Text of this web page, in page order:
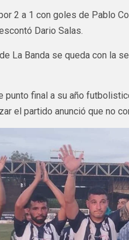
2 a 1 con goles de Pablo
Dario Salas.
La Banda se queda con la
punto final a su año
el partido anunció que no